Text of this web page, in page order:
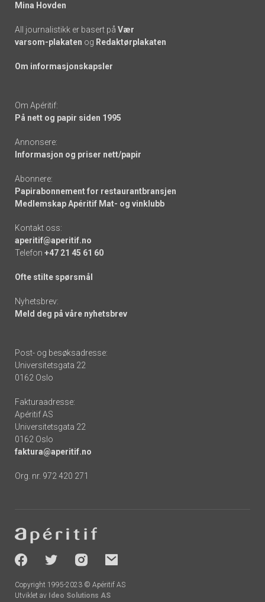
Mina Hovden
All journalistikk er basert på Vær
varsom-plakaten og Redaktørplakaten
Om informasjonskapsler
Om Apéritif:
På nett og papir siden 1995
Annonsere:
Informasjon og priser nett/papir
Abonnere:
Papirabonnement for restaurantbransjen
Medlemskap Apéritif Mat- og vinklubb
Kontakt oss:
aperitif@aperitif.no
Telefon +47 21 45 61 60
Ofte stilte spørsmål
Nyhetsbrev:
Meld deg på våre nyhetsbrev
Post- og besøksadresse:
Universitetsgata 22
0162 Oslo
Fakturaadresse:
Apéritif AS
Universitetsgata 22
0162 Oslo
faktura@aperitif.no
Org. nr. 972 420 271
-
socials
Copyright 1995-2023 © Apéritif AS
Utviklet av Ideo Solutions AS